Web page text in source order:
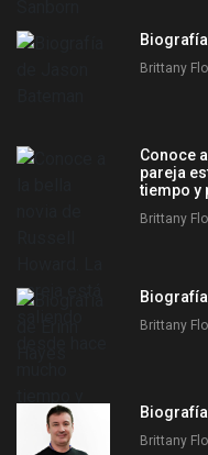
Brittany
Conoce
pareja
tiempo y
Brittany
Brittany
Brittany